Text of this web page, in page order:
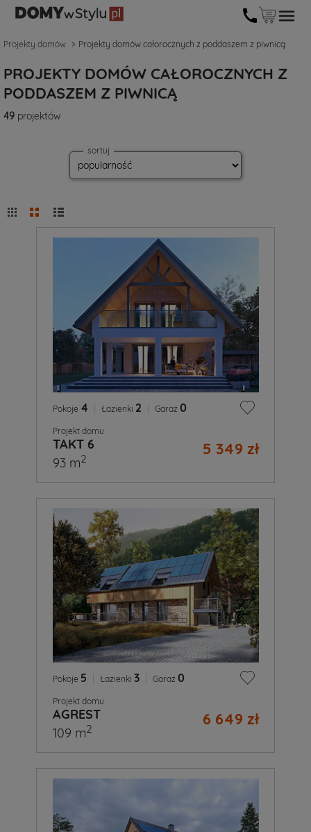
Projekty domów Projekty domów całorocznych z poddaszem z piwnicą
PROJEKTY DOMÓW CAŁOROCZNYCH Z
PODDASZEM Z PIWNICĄ
49 projektów
sortuj
Pokoje 4 Łazienki 2 Garaż 0
Projekt domu
TAKT 6 5 349 zł
93 m2
Pokoje 5 Łazienki 3 Garaż 0
Projekt domu
AGREST 6 649 zł
109 m2